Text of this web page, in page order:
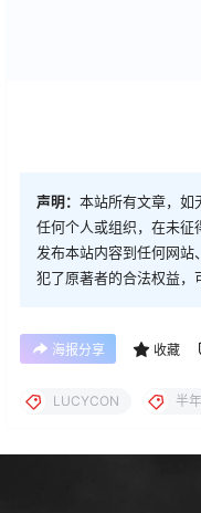
声明： 本站所有文章，如
任何个人或组织，在未征
发布本站内容到任何网
犯了原著者的合法权益，
海报分享 收藏
LUCYCON 半